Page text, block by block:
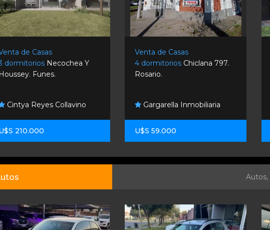
de Casas
dormitorios Necochea Y
Houssey. Funes.
Cintya Reyes Collavino
210.000
Venta de Casas
4 dormitorios Chiclana 797.
Rosario.
Gargarella Inmobiliaria
U$S 59.000
Autos,